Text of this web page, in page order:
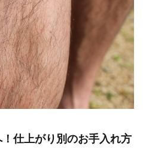
仕上がり別のお手入れ方